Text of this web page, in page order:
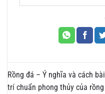
Rồng đá – Ý nghĩa và cách bài
trí chuẩn phong thủy của rồng